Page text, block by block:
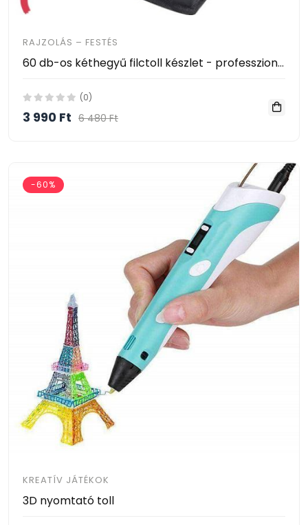
RAJZOLÁS – FESTÉS
60 db-os kéthegyű filctoll készlet - professzionális - rajzoláshoz és szövegkiemeléshez
(0)
3 990 Ft 6 480 Ft
-60%
KREATÍV JÁTÉKOK
3D nyomtató toll